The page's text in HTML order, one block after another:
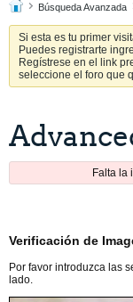
Búsqueda Avanzada
Si esta es tu primer
Puedes registrarte
Regístrese en el link
seleccione el foro que
Falta la
Verificación de
Por favor introduzca las
lado.